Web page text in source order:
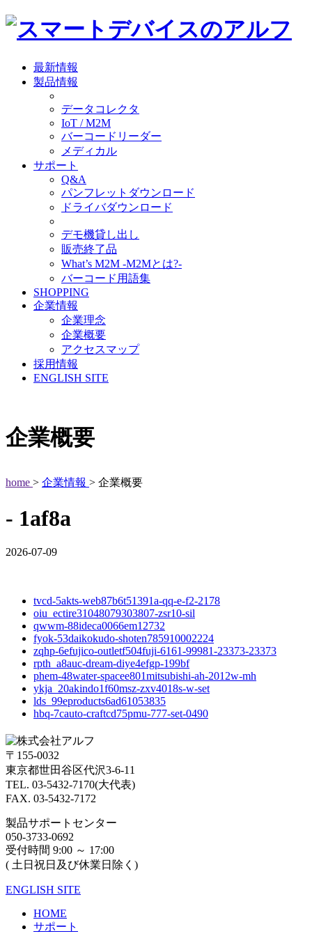
最新情報
製品情報
データコレクタ
IoT / M2M
バーコードリーダー
メディカル
サポート
Q&A
パンフレットダウンロード
ドライバダウンロード
デモ機貸し出し
販売終了品
What’s M2M -M2Mとは?-
バーコード用語集
SHOPPING
企業情報
企業理念
企業概要
アクセスマップ
採用情報
ENGLISH SITE
企業概要
home > 企業情報 > 企業概要
- 1af8a
2026-07-09
tvcd-5akts-web87b6t51391a-qq-e-f2-2178
oiu_ectire31048079303807-zsr10-sil
qwwm-88ideca0066em12732
fyok-53daikokudo-shoten785910002224
zqhp-6efujico-outletf504fuji-6161-99981-23373-23373
rpth_a8auc-dream-diye4efgp-199bf
phem-48water-spacee801mitsubishi-ah-2012w-mh
ykja_20akindo1f60msz-zxv4018s-w-set
lds_99eproducts6ad61053835
hbq-7cauto-craftcd75pmu-777-set-0490
〒155-0032
東京都世田谷区代沢3-6-11
TEL. 03-5432-7170(大代表)
FAX. 03-5432-7172
製品サポートセンター
050-3733-0692
受付時間 9:00 ～ 17:00
( 土日祝日及び休業日除く)
ENGLISH SITE
HOME
サポート